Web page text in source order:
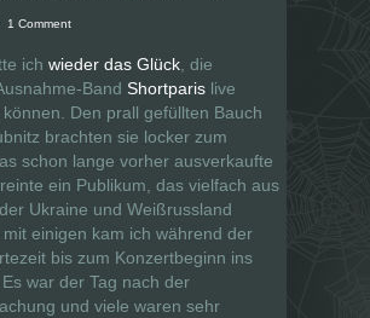
1 Comment
ich wieder das Glück , die
Band Shortparis live
Den prall gefüllten Bauch
brachten sie locker zum
schon lange vorher ausverkaufte
ein Publikum, das vielfach aus
Ukraine und Weißrussland
einigen kam ich während der
bis zum Konzertbeginn ins
war der Tag nach der
und viele waren sehr